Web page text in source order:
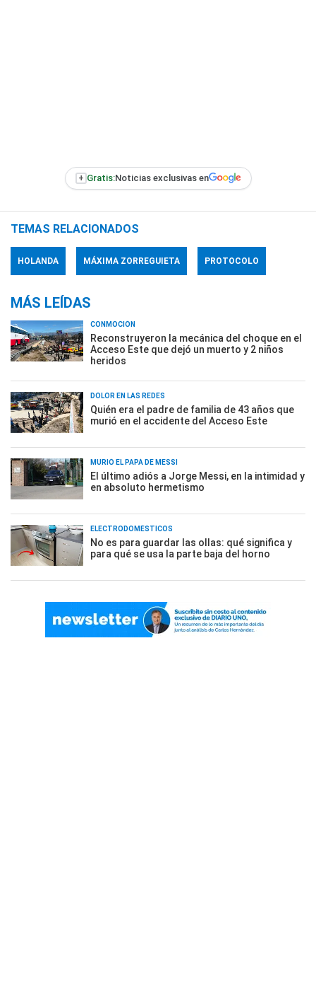
+ Gratis:Noticias exclusivas en
TEMAS RELACIONADOS
HOLANDA MÁXIMA ZORREGUIETA PROTOCOLO
MÁS LEÍDAS
CONMOCIÓN
Reconstruyeron la mecánica del choque en el
Acceso Este que dejó un muerto y 2 niños
heridos
DOLOR EN LAS REDES
Quién era el padre de familia de 43 años que
murió en el accidente del Acceso Este
MURIÓ EL PAPÁ DE MESSI
El último adiós a Jorge Messi, en la intimidad y
en absoluto hermetismo
ELECTRODOMÉSTICOS
No es para guardar las ollas: qué significa y
para qué se usa la parte baja del horno